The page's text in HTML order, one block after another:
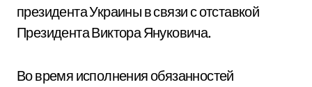
президента Украины в связи с отставкой
Президента Виктора Януковича.
Во время исполнения обязанностей